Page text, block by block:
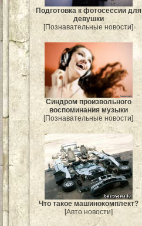
Подготовка к фотосессии для
девушки
[Познавательные новости]
Синдром произвольного
воспоминания музыки
[Познавательные новости]
Что такое машинокомплект?
[Авто новости]